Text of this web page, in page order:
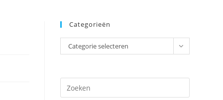
Categorieën
Categorie selecteren